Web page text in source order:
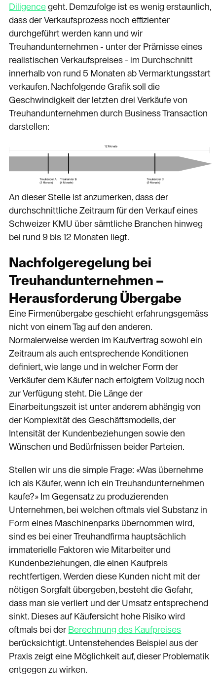
Diligence geht. Demzufolge ist es wenig erstaunlich,
dass der Verkaufsprozess noch effizienter
durchgeführt werden kann und wir
Treuhandunternehmen - unter der Prämisse eines
realistischen Verkaufspreises - im Durchschnitt
innerhalb von rund 5 Monaten ab Vermarktungsstart
verkaufen. Nachfolgende Grafik soll die
Geschwindigkeit der letzten drei Verkäufe von
Treuhandunternehmen durch Business Transaction
darstellen:
An dieser Stelle ist anzumerken, dass der
durchschnittliche Zeitraum für den Verkauf eines
Schweizer KMU über sämtliche Branchen hinweg
bei rund 9 bis 12 Monaten liegt.
Nachfolgeregelung bei
Treuhandunternehmen –
Herausforderung Übergabe
Eine Firmenübergabe geschieht erfahrungsgemäss
nicht von einem Tag auf den anderen.
Normalerweise werden im Kaufvertrag sowohl ein
Zeitraum als auch entsprechende Konditionen
definiert, wie lange und in welcher Form der
Verkäufer dem Käufer nach erfolgtem Vollzug noch
zur Verfügung steht. Die Länge der
Einarbeitungszeit ist unter anderem abhängig von
der Komplexität des Geschäftsmodells, der
Intensität der Kundenbeziehungen sowie den
Wünschen und Bedürfnissen beider Parteien.
Stellen wir uns die simple Frage: «Was übernehme
ich als Käufer, wenn ich ein Treuhandunternehmen
kaufe?» Im Gegensatz zu produzierenden
Unternehmen, bei welchen oftmals viel Substanz in
Form eines Maschinenparks übernommen wird,
sind es bei einer Treuhandfirma hauptsächlich
immaterielle Faktoren wie Mitarbeiter und
Kundenbeziehungen, die einen Kaufpreis
rechtfertigen. Werden diese Kunden nicht mit der
nötigen Sorgfalt übergeben, besteht die Gefahr,
dass man sie verliert und der Umsatz entsprechend
sinkt. Dieses auf Käufersicht hohe Risiko wird
oftmals bei der Berechnung des Kaufpreises
berücksichtigt. Untenstehendes Beispiel aus der
Praxis zeigt eine Möglichkeit auf, dieser Problematik
entgegen zu wirken.